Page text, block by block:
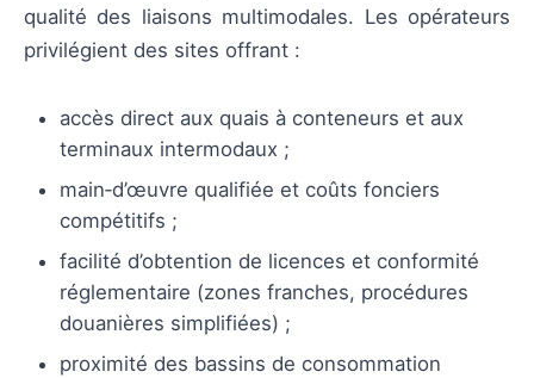
qualité des liaisons multimodales. Les opérateurs
privilégient des sites offrant :
accès direct aux quais à conteneurs et aux
terminaux intermodaux ;
main‑d’œuvre qualifiée et coûts fonciers
compétitifs ;
facilité d’obtention de licences et conformité
réglementaire (zones franches, procédures
douanières simplifiées) ;
proximité des bassins de consommation